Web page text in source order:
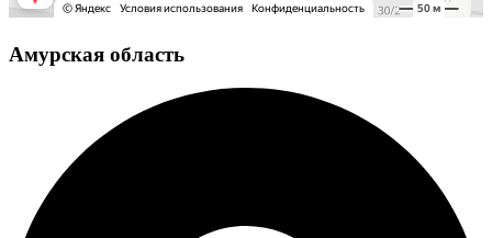
Амурская область